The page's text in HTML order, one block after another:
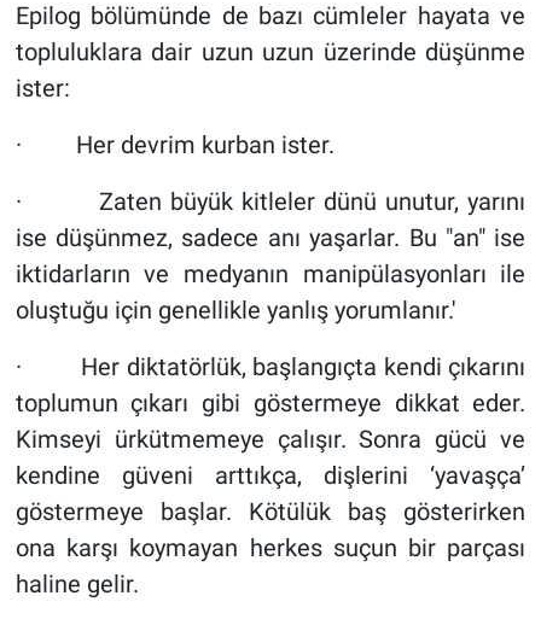
Epilog bölümünde de bazı cümleler hayata ve
topluluklara dair uzun uzun üzerinde düşünme
ister:
· Her devrim kurban ister.
· Zaten büyük kitleler dünü unutur, yarını
ise düşünmez, sadece anı yaşarlar. Bu "an" ise
iktidarların ve medyanın manipülasyonları ile
oluştuğu için genellikle yanlış yorumlanır.'
· Her diktatörlük, başlangıçta kendi çıkarını
toplumun çıkarı gibi göstermeye dikkat eder.
Kimseyi ürkütmemeye çalışır. Sonra gücü ve
kendine güveni arttıkça, dişlerini ‘yavaşça’
göstermeye başlar. Kötülük baş gösterirken
ona karşı koymayan herkes suçun bir parçası
haline gelir.